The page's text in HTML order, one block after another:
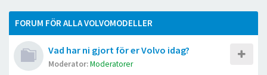
FORUM FÖR ALLA VOLVOMODELLER
Vad har ni gjort för er Volvo idag?
Moderator:Moderatorer